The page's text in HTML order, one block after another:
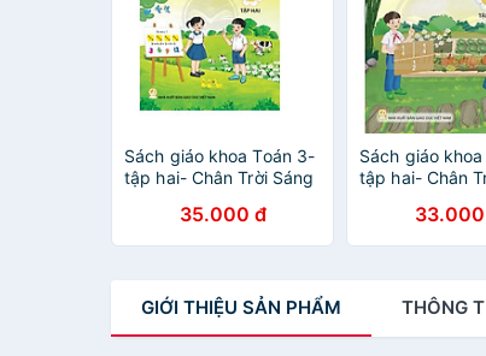
Sách giáo khoa Toán 3-
tập hai- Chân Trời Sáng
35.000 đ
Sách giáo
tập hai- Chân
GIỚI THIỆU SẢN PHẨM THÔNG